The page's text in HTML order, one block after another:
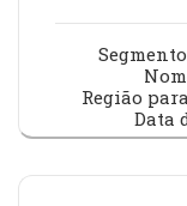
Região
Data